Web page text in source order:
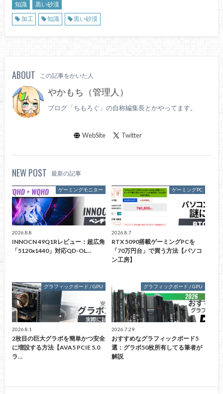
知識
黒い砂漠
加工
知識 黒い砂漠
ABOUT この記事をかいた人
やかもち（管理人）
ブログ「ちもろぐ」の自称編集長とかやってます。
WebSite Twitter
NEW POST 最新の記事
ゲーミングモニター
2026.8.8
INNOCN 49Q1Rレビュー：超広角
「5120x1440」対応QD-OL…
ゲーミングPC
2026.8.7
RTX 5090搭載ゲーミングPCを
「70万円台」で買う方法【パソコ
ン工房】
グラフィックボード / GPU
2026.8.1
2枚目の巨大グラボを簡単かつ安全
に増設する方法【AVA5 PCIE 5.0
ラ…
グラフィックボード / GPU
2026.7.29
おすすめなグラフィックボード5
選：グラボ50枚所有してる筆者が
解説